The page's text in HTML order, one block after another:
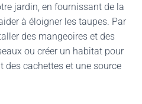
jardin, en fournissant de la
à éloigner les taupes. Par
des mangeoires et des
ou créer un habitat pour
des cachettes et une source